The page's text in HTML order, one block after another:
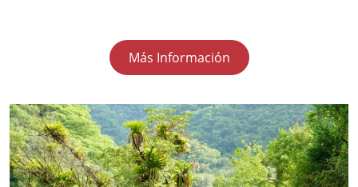
Más Información